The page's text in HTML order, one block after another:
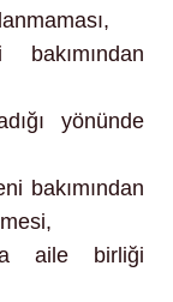
yönünde
bakımından
aile birliği